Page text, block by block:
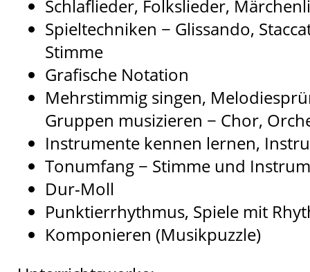
Schlaflieder, Folkslieder,
Spieltechniken − Glissando,
Stimme
Grafische Notation
Mehrstimmig singen,
Gruppen musizieren − Chor,
Instrumente kennen lernen,
Tonumfang − Stimme und
Dur-Moll
Punktierrhythmus, Spiele mit
Komponieren (Musikpuzzle)